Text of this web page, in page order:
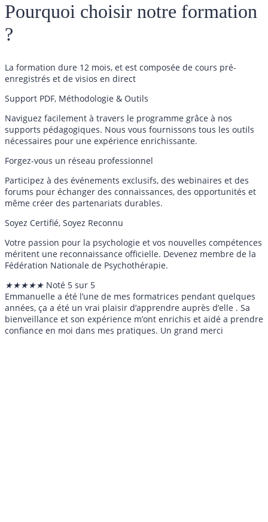
Pourquoi choisir notre formation
?
La formation dure 12 mois, et est composée de cours pré-
enregistrés et de visios en direct
Support PDF, Méthodologie & Outils
Naviguez facilement à travers le programme grâce à nos
supports pédagogiques. Nous vous fournissons tous les outils
nécessaires pour une expérience enrichissante.
Forgez-vous un réseau professionnel
Participez à des événements exclusifs, des webinaires et des
forums pour échanger des connaissances, des opportunités et
même créer des partenariats durables.
Soyez Certifié, Soyez Reconnu
Votre passion pour la psychologie et vos nouvelles compétences
méritent une reconnaissance officielle. Devenez membre de la
Fédération Nationale de Psychothérapie.
★★★★★ Noté 5 sur 5
Emmanuelle a été l’une de mes formatrices pendant quelques
années, ça a été un vrai plaisir d’apprendre auprès d’elle . Sa
bienveillance et son expérience m’ont enrichis et aidé a prendre
confiance en moi dans mes pratiques. Un grand merci